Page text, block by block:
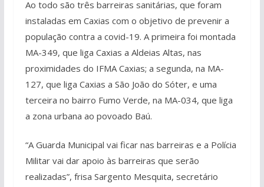
Ao todo são três barreiras sanitárias, que foram
instaladas em Caxias com o objetivo de prevenir a
população contra a covid-19. A primeira foi montada
MA-349, que liga Caxias a Aldeias Altas, nas
proximidades do IFMA Caxias; a segunda, na MA-
127, que liga Caxias a São João do Sóter, e uma
terceira no bairro Fumo Verde, na MA-034, que liga
a zona urbana ao povoado Baú.
“A Guarda Municipal vai ficar nas barreiras e a Polícia
Militar vai dar apoio às barreiras que serão
realizadas”, frisa Sargento Mesquita, secretário